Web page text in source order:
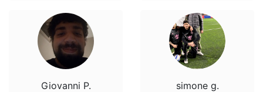
Giovanni P. simone g.